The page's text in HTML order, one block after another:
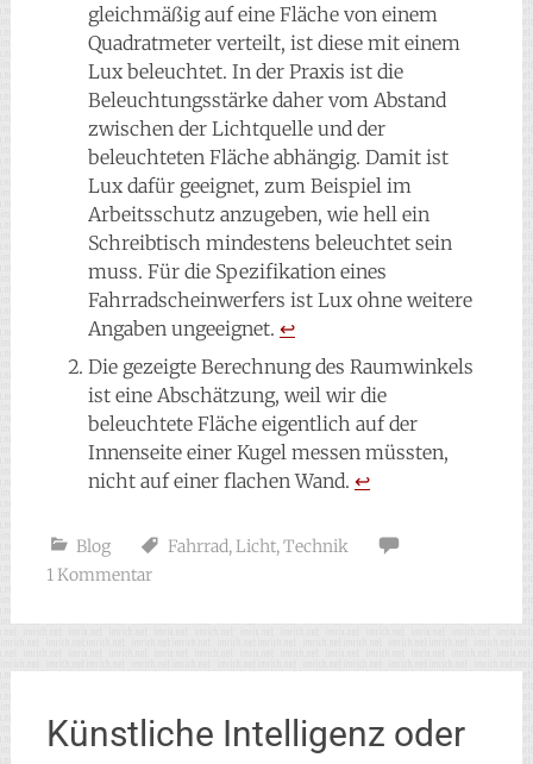
gleichmäßig auf eine Fläche von einem
Quadratmeter verteilt, ist diese mit einem
Lux beleuchtet. In der Praxis ist die
Beleuchtungsstärke daher vom Abstand
zwischen der Lichtquelle und der
beleuchteten Fläche abhängig. Damit ist
Lux dafür geeignet, zum Beispiel im
Arbeitsschutz anzugeben, wie hell ein
Schreibtisch mindestens beleuchtet sein
muss. Für die Spezifikation eines
Fahrradscheinwerfers ist Lux ohne weitere
Angaben ungeeignet. ↩︎
Die gezeigte Berechnung des Raumwinkels
ist eine Abschätzung, weil wir die
beleuchtete Fläche eigentlich auf der
Innenseite einer Kugel messen müssten,
nicht auf einer flachen Wand. ↩︎
Blog Fahrrad,Licht,Technik
1 Kommentar
Künstliche Intelligenz oder